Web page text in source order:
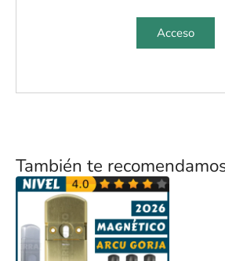
Acceso
También te